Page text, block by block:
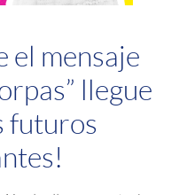
el mensaje
llegue
futuros